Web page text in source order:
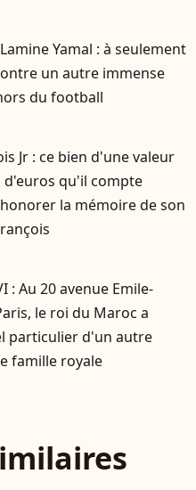
Yamal : à seulement
un autre immense
du football
Jr : ce bien d'une valeur
d'euros qu'il compte
la mémoire de son
: Au 20 avenue Emile-
le roi du Maroc a
particulier d'un autre
famille royale